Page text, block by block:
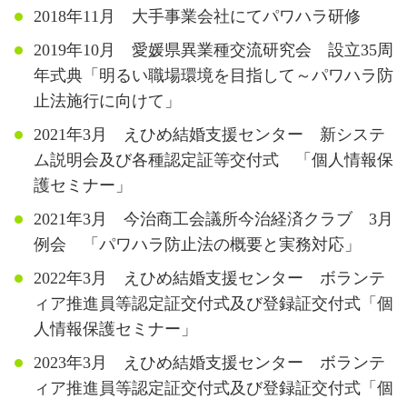
2018年11月 大手事業会社にてパワハラ研修
2019年10月 愛媛県異業種交流研究会 設立35周
年式典「明るい職場環境を目指して～パワハラ防
止法施行に向けて」
2021年3月 えひめ結婚支援センター 新システ
ム説明会及び各種認定証等交付式 「個人情報保
護セミナー」
2021年3月 今治商工会議所今治経済クラブ 3月
例会 「パワハラ防止法の概要と実務対応」
2022年3月 えひめ結婚支援センター ボランテ
ィア推進員等認定証交付式及び登録証交付式「個
人情報保護セミナー」
2023年3月 えひめ結婚支援センター ボランテ
ィア推進員等認定証交付式及び登録証交付式「個